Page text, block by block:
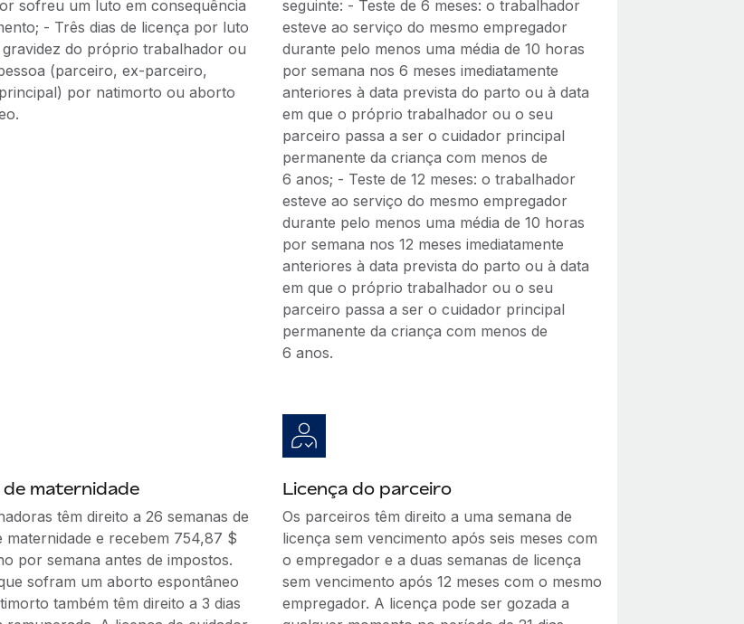
sofreu um luto em consequência
- Três dias de licença por luto
do próprio trabalhador ou
(parceiro, ex‑parceiro,
por natimorto ou aborto
seguinte: - Teste de 6 meses: o trabalhador
esteve ao serviço do mesmo empregador
durante pelo menos uma média de 10 horas
por semana nos 6 meses imediatamente
anteriores à data prevista do parto ou à data
em que o próprio trabalhador ou o seu
parceiro passa a ser o cuidador principal
permanente da criança com menos de
6 anos; - Teste de 12 meses: o trabalhador
esteve ao serviço do mesmo empregador
durante pelo menos uma média de 10 horas
por semana nos 12 meses imediatamente
anteriores à data prevista do parto ou à data
em que o próprio trabalhador ou o seu
parceiro passa a ser o cuidador principal
permanente da criança com menos de
6 anos.
de maternidade
têm direito a 26 semanas de
maternidade e recebem 754,87 $
por semana antes de impostos.
sofram um aborto espontâneo
também têm direito a 3 dias
Licença do parceiro
Os parceiros têm direito a uma semana de
licença sem vencimento após seis meses com
o empregador e a duas semanas de licença
sem vencimento após 12 meses com o mesmo
empregador. A licença pode ser gozada a